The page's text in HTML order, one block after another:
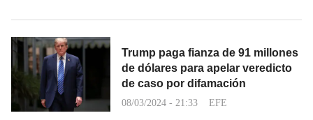
Trump paga fianza de 91 millones
de dólares para apelar veredicto
de caso por difamación
08/03/2024 - 21:33 EFE